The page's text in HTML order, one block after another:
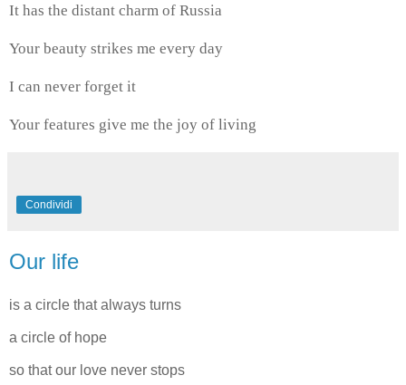
It has the distant charm of Russia
Your beauty strikes me every day
I can never forget it
Your features give me the joy of living
Condividi
Our life
is a circle that always turns
a circle of hope
so that our love never stops